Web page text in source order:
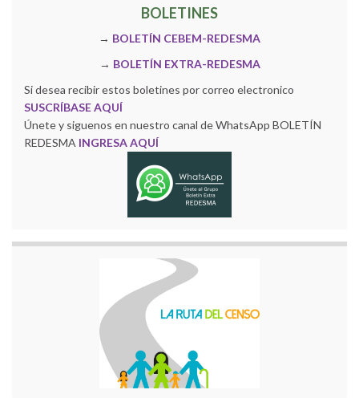
BOLETINES
→ BOLETÍN CEBEM-REDESMA
→ BOLETÍN EXTRA-REDESMA
Si desea recibir estos boletines por correo electronico
SUSCRÍBASE AQUÍ
Únete y siguenos en nuestro canal de WhatsApp BOLETÍN
REDESMA INGRESA AQUÍ